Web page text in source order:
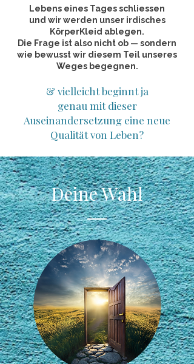
Lebens eines Tages schliessen
und wir werden unser irdisches
KörperKleid ablegen.
Die Frage ist also nicht ob — sondern
wie bewusst wir diesem Teil unseres
Weges begegnen.
& vielleicht beginnt ja
genau mit dieser
Auseinandersetzung eine neue
Qualität von Leben?
Deine Wahl